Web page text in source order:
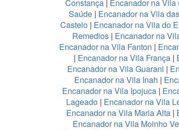
Constança | Encanador na Vila
Saúde | Encanador na Vila
Castelo| Encanador na Vila do
Remedios | Encanador na
Encanador na Vila Fanton |
| Encanador na Vila França|
Encanador na Vila Guarani |
Encanador na Vila Inah |
Encanador na Vila Ipojuca|
Lageado| Encanador na Vila
Encanador na Vila Maria Alta|
Encanador na Vila Moinho